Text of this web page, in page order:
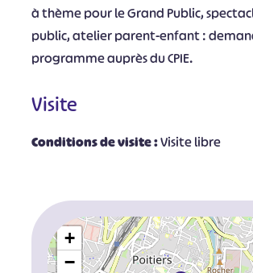
à thème pour le Grand Public,
public, atelier parent-enfant :
programme auprès du CPIE.
Visite
Conditions de visite :Visite libre
+
−